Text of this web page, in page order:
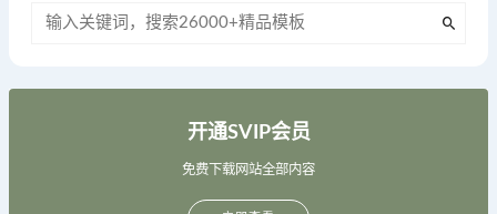
开通SVIP会员
免费下载网站全部内容